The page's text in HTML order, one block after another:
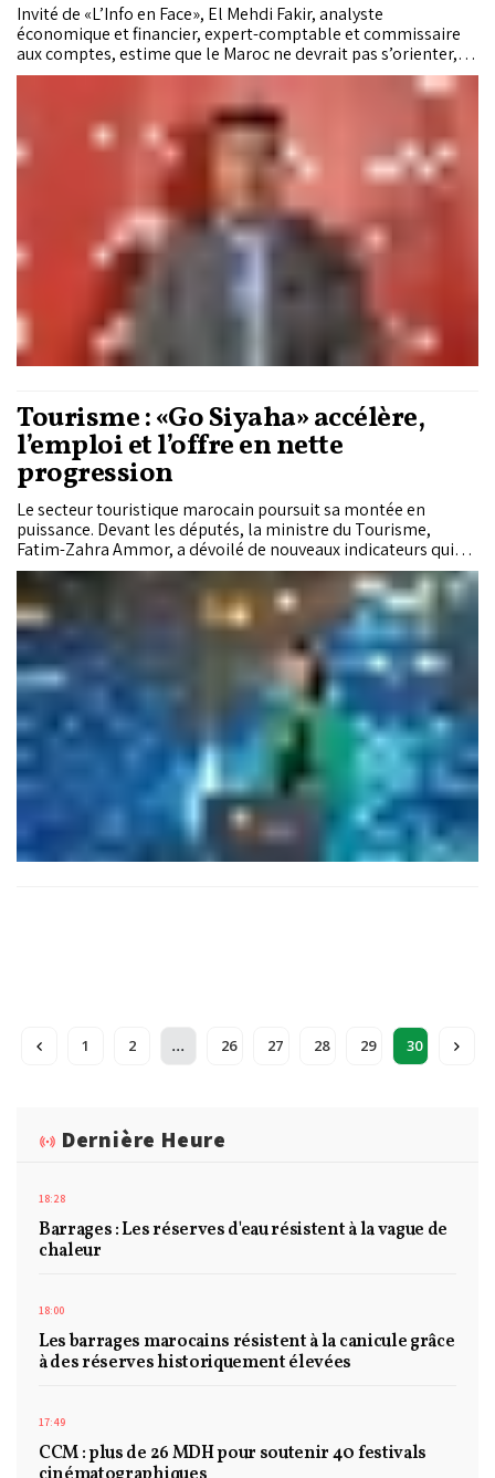
Invité de «L’Info en Face», El Mehdi Fakir, analyste
économique et financier, expert-comptable et commissaire
aux comptes, estime que le Maroc ne devrait pas s’orienter, à
ce stade, vers une loi de Finances rectificative malgré la
flambée des prix de l’énergie et les tensions persistantes au
Moyen-Orient. Selon lui, les mécanismes d’ajustement
budgétaire, les subventions ciblées et les marges de
manœuvre encore disponibles permettent d’absorber le choc
à court terme. Mais l’expert met en garde contre des risques
plus profonds : inflation durable, déficit commercial
structurel, épuisement du pouvoir d’achat, dépendance
énergétique et insuffisance d’une véritable gestion globale
des risques.
Tourisme : «Go Siyaha» accélère,
l’emploi et l’offre en nette
progression
Le secteur touristique marocain poursuit sa montée en
puissance. Devant les députés, la ministre du Tourisme,
Fatim-Zahra Ammor, a dévoilé de nouveaux indicateurs qui
confirment l’avancée de la Feuille de route 2023-2026 :
montée en régime du programme «Go Siyaha», progression
de l’offre d’hébergement, consolidation de l’emploi et
renforcement de l’aérien. Autant de signaux d’un secteur en
phase de consolidation et de croissance.
1 2 ... 26 27 28 29 30
Dernière Heure
18:28
Barrages : Les réserves d'eau résistent à la vague de
chaleur
18:00
Les barrages marocains résistent à la canicule grâce
à des réserves historiquement élevées
17:49
CCM : plus de 26 MDH pour soutenir 40 festivals